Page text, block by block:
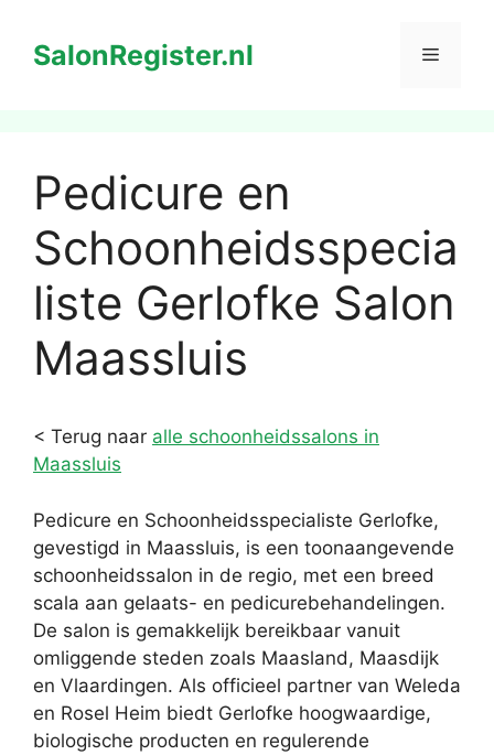
naarSalonRegister.nl Menu
Pedicure en
Schoonheidsspecia
liste Gerlofke Salon
Maassluis
< Terug naar alle schoonheidssalons in
Maassluis
Pedicure en Schoonheidsspecialiste Gerlofke,
gevestigd in Maassluis, is een toonaangevende
schoonheidssalon in de regio, met een breed
scala aan gelaats- en pedicurebehandelingen.
De salon is gemakkelijk bereikbaar vanuit
omliggende steden zoals Maasland, Maasdijk
en Vlaardingen. Als officieel partner van Weleda
en Rosel Heim biedt Gerlofke hoogwaardige,
biologische producten en regulerende